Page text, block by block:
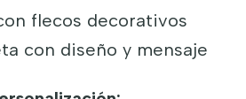
flecos decorativos
con diseño y mensaje